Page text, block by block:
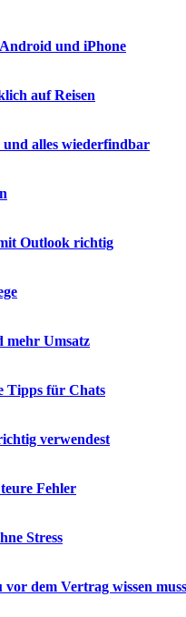
und iPhone
auf Reisen
alles wiederfindbar
Outlook richtig
mehr Umsatz
Tipps für Chats
verwendest
Fehler
Stress
dem Vertrag wissen